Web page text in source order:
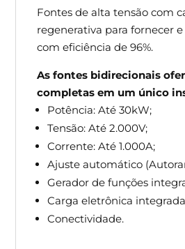
Fontes de alta tensão com
regenerativa para fornecer
com eficiência de 96%.
As fontes bidirecionais
completas em um único
Potência: Até 30kW;
Tensão: Até 2.000V;
Corrente: Até 1.000A;
Ajuste automático
Gerador de funções
Carga eletrônica
Conectividade.